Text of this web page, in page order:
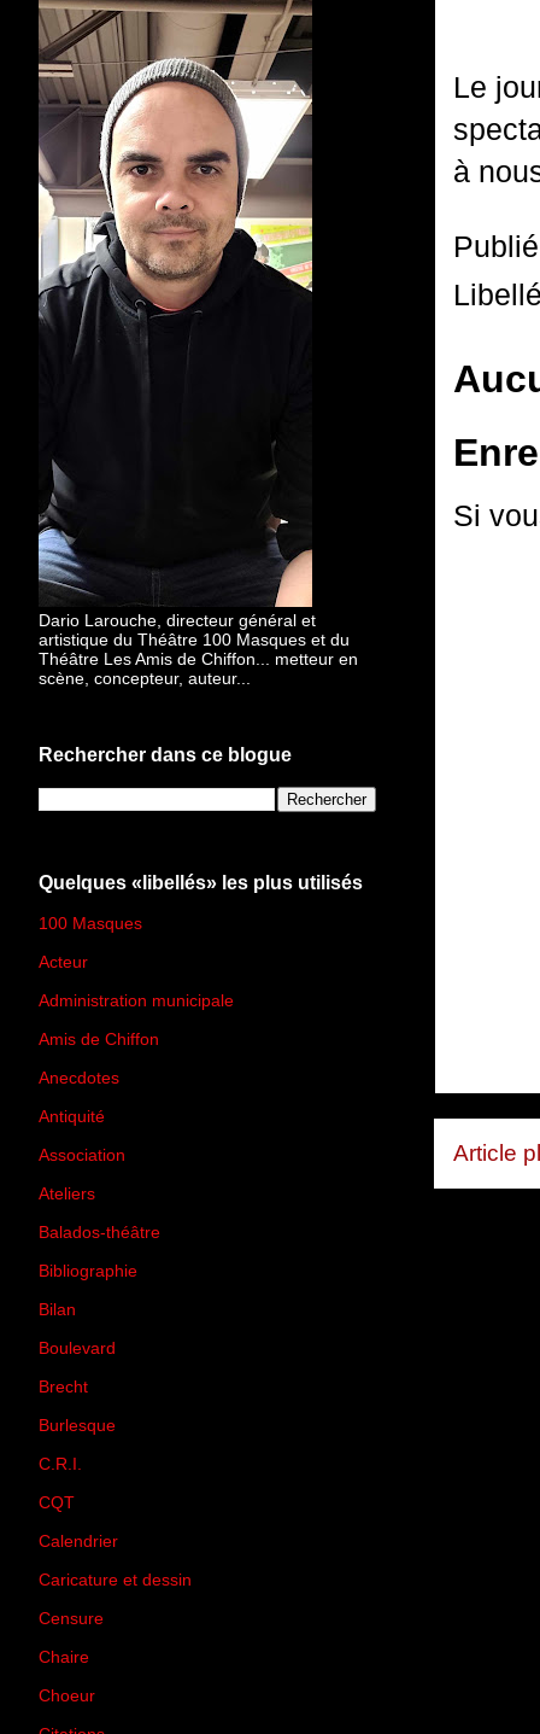
Le
à
Si
Article
Dario Larouche, directeur général et
artistique du Théâtre 100 Masques et du
Théâtre Les Amis de Chiffon... metteur en
scène, concepteur, auteur...
Rechercher dans ce blogue
Quelques «libellés» les plus utilisés
100 Masques
Acteur
Administration municipale
Amis de Chiffon
Anecdotes
Antiquité
Association
Ateliers
Balados-théâtre
Bibliographie
Bilan
Boulevard
Brecht
Burlesque
C.R.I.
CQT
Calendrier
Caricature et dessin
Censure
Chaire
Choeur